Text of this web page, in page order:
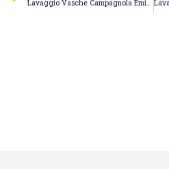
Lavaggio Vasche Campagnola Emilia – Guerra Orlis